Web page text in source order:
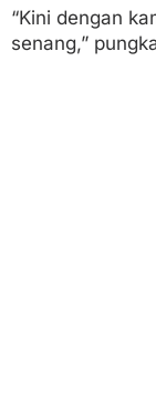
“Kini dengan
senang,”